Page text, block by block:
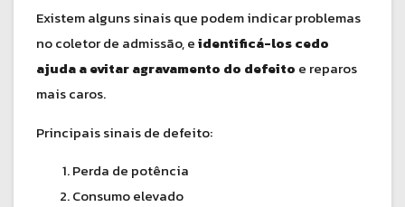
Existem alguns sinais que podem indicar problemas
no coletor de admissão, eidentificá-los cedo
ajuda a evitar agravamento do defeito e reparos
mais caros.
Principais sinais de defeito:
Perda de potência
Consumo elevado